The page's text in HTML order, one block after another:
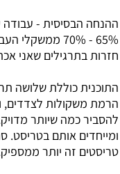
ההנחה הבסיסית - עבודה
חזרות בתרגילים שאני
התוכנית כוללת שלושה
הרמת משקולות לצדדים,
להסביר כמה שיותר
טריסטים זה יותר